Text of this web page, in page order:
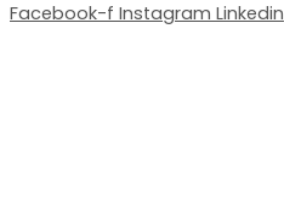
Facebook-f Instagram Linkedin